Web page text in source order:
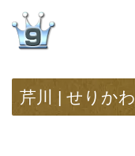
芹川 | せりかわ